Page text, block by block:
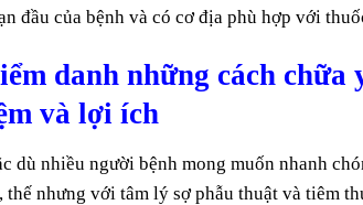
đầu của bệnh và có cơ địa phù hợp với
danh những cách chữa
và lợi ích
dù nhiều người bệnh mong muốn nhanh
thế nhưng với tâm lý sợ phẫu thuật và tiêm